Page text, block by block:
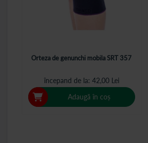
Orteza de genunchi mobila SRT 357
începand de la 42,00 Lei
Adaugă în coș